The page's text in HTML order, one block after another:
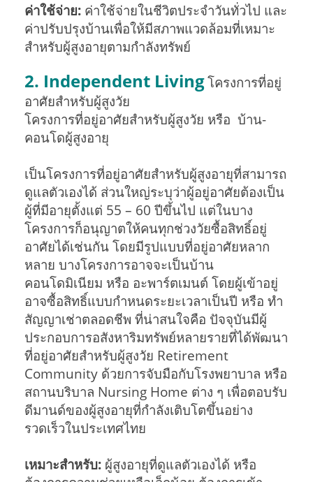
ค่าใช้จ่าย: ค่าใช้จ่ายในชีวิตประจำวันทั่วไป และ
ค่าปรับปรุงบ้านเพื่อให้มีสภาพแวดล้อมที่เหมาะ
สำหรับผู้สูงอายุตามกำลังทรัพย์
2. Independent Livingโครงการที่อยู่
อาศัยสำหรับผู้สูงวัย
โครงการที่อยู่อาศัยสำหรับผู้สูงวัย หรือ บ้าน-
คอนโดผู้สูงอายุ
เป็นโครงการที่อยู่อาศัยสำหรับผู้สูงอายุที่สามารถ
ดูแลตัวเองได้ ส่วนใหญ่ระบุว่าผู้อยู่อาศัยต้องเป็น
ผู้ที่มีอายุตั้งแต่ 55 – 60 ปีขึ้นไป แต่ในบาง
โครงการก็อนุญาตให้คนทุกช่วงวัยซื้อสิทธิ์อยู่
อาศัยได้เช่นกัน โดยมีรูปแบบที่อยู่อาศัยหลาก
หลาย บางโครงการอาจจะเป็นบ้าน
คอนโดมิเนียม หรือ อะพาร์ตเมนต์ โดยผู้เข้าอยู่
อาจซื้อสิทธิ์แบบกำหนดระยะเวลาเป็นปี หรือ ทำ
สัญญาเช่าตลอดชีพ ที่น่าสนใจคือ ปัจจุบันมีผู้
ประกอบการอสังหาริมทรัพย์หลายรายที่ได้พัฒนา
ที่อยู่อาศัยสำหรับผู้สูงวัย Retirement
Community ด้วยการจับมือกับโรงพยาบาล หรือ
สถานบริบาล Nursing Home ต่าง ๆ เพื่อตอบรับ
ดีมานด์ของผู้สูงอายุที่กำลังเติบโตขึ้นอย่าง
รวดเร็วในประเทศไทย
เหมาะสำหรับ: ผู้สูงอายุที่ดูแลตัวเองได้ หรือ